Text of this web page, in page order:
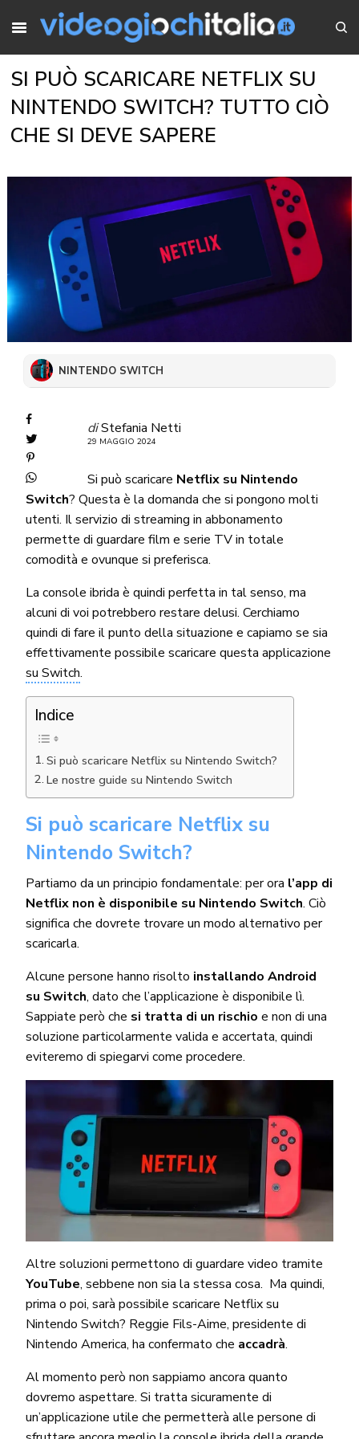
SI PUÒ SCARICARE NETFLIX SU
NINTENDO SWITCH? TUTTO CIÒ
CHE SI DEVE SAPERE
NINTENDO SWITCH
diStefania Netti
29 MAGGIO 2024
Si può scaricare Netflix su Nintendo
Switch? Questa è la domanda che si pongono molti
utenti. Il servizio di streaming in abbonamento
permette di guardare film e serie TV in totale
comodità e ovunque si preferisca.
La console ibrida è quindi perfetta in tal senso, ma
alcuni di voi potrebbero restare delusi. Cerchiamo
quindi di fare il punto della situazione e capiamo se sia
effettivamente possibile scaricare questa applicazione
su Switch.
Indice
Si può scaricare Netflix su Nintendo Switch?
Le nostre guide su Nintendo Switch
Si può scaricare Netflix su
Nintendo Switch?
Partiamo da un principio fondamentale: per ora l’app di
Netflix non è disponibile su Nintendo Switch. Ciò
significa che dovrete trovare un modo alternativo per
scaricarla.
Alcune persone hanno risolto installando Android
su Switch, dato che l’applicazione è disponibile lì.
Sappiate però che si tratta di un rischio e non di una
soluzione particolarmente valida e accertata, quindi
eviteremo di spiegarvi come procedere.
Altre soluzioni permettono di guardare video tramite
YouTube, sebbene non sia la stessa cosa. Ma quindi,
prima o poi, sarà possibile scaricare Netflix su
Nintendo Switch? Reggie Fils-Aime, presidente di
Nintendo America, ha confermato che accadrà.
Al momento però non sappiamo ancora quanto
dovremo aspettare. Si tratta sicuramente di
un’applicazione utile che permetterà alle persone di